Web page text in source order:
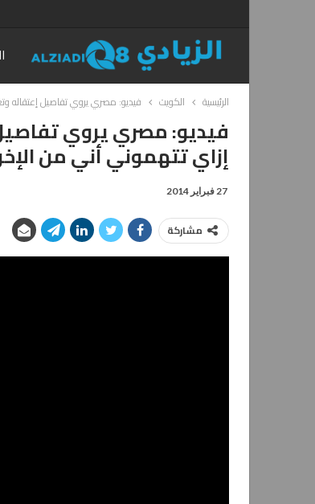
الرئيسية الكويت فيديو: مصري يروي تفاصيل إعتقاله
فيديو: مصري يروي
إزاي تتهموني أني من
27 فبراير 2014
مشاركة